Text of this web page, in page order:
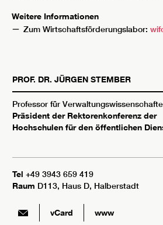
Weitere Informationen
Zum Wirtschaftsförderungslabor:
PROF. DR. JÜRGEN STEMBER
Professor für
Präsident der Rektorenkonferenz der
Hochschulen für den öffentlichen
Tel +49 3943 659 419
Raum D113, Haus D, Halberstadt
vCard www